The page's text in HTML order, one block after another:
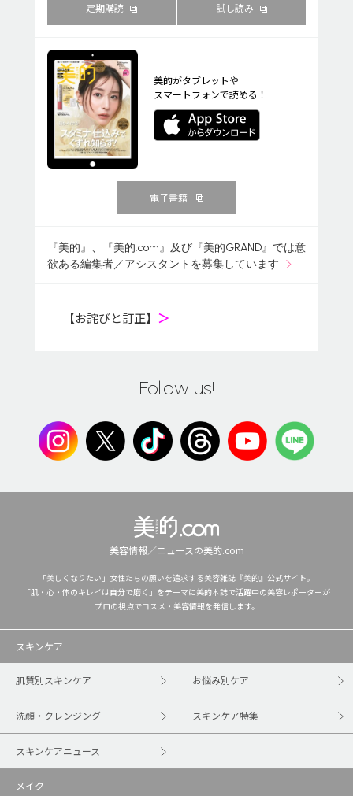
定期購読 試し読み
美的がタブレットや
スマートフォンで読める！
電子書籍
『美的』、『美的.com』及び『美的GRAND』では意
欲ある編集者／アシスタントを募集しています
【お詫びと訂正】 ＞
Follow us!
美容情報／ニュースの美的.com
「美しくなりたい」女性たちの願いを追求する美容雑誌『美的』公式サイト。
「肌・心・体のキレイは自分で磨く」をテーマに美的本誌で活躍中の美容レポーターが
プロの視点でコスメ・美容情報を発信します。
スキンケア
肌質別スキンケア お悩み別ケア
洗顔・クレンジング スキンケア特集
スキンケアニュース
メイク